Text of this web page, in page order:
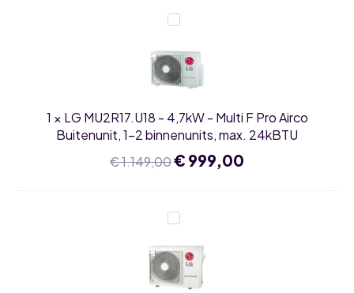
€ 1.049,00.
LG
MU2R17.U18
4,7kW
-
Multi
Airco
Buitenunit,
1-
2
binnenunits,
24kBTU
1 × LG MU2R17.U18 - 4,7kW - Multi F Pro Airco
Buitenunit, 1-2 binnenunits, max. 24kBTU
€1.149,00Oorspronkelijke
was:
€ 1.149,00.
€ 999,00
is:
LG
MU3R19.U24
-
5,3kW
-
Multi